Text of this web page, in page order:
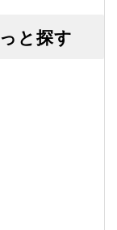
と探す